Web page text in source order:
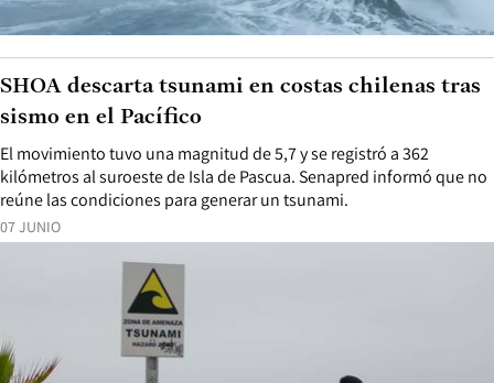
07 JUNIO
El movimiento tuvo una magnitud de 5,7 y se registró a 362
kilómetros al suroeste de Isla de Pascua. Senapred informó que no
reúne las condiciones para generar un tsunami.
SHOA descarta tsunami en costas chilenas tras
sismo en el Pacífico